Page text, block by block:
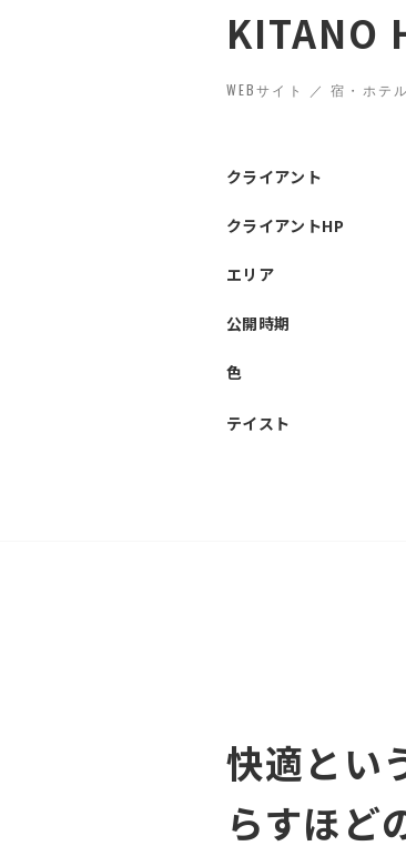
KITANO
WEBサイト ／ 宿・ホテ
クライアント
クライアントHP
エリア
公開時期
色
テイスト
快適とい
らすほど